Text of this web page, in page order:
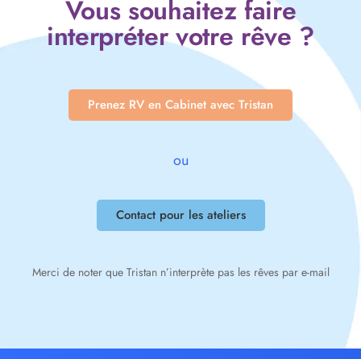
Vous souhaitez faire
interpréter votre rêve ?
Prenez RV en Cabinet avec Tristan
ou
Contact pour les ateliers
Merci de noter que Tristan n’interprète pas les rêves par e-mail